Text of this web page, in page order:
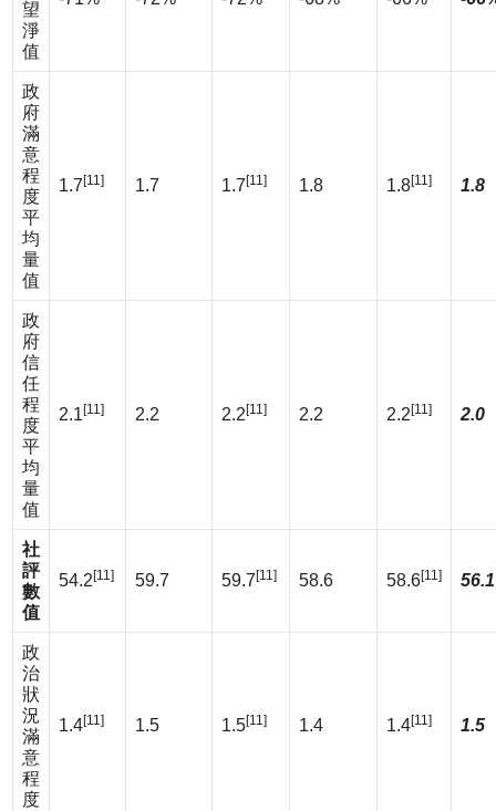
望
淨
值
政
府
滿
意
程
度
平
均
量
值
1.7 [11] 1.7 1.7 [11] 1.8 1.8[11] 1.8
政
府
信
任
程
度
平
均
量
值
2.1 [11] 2.2 2.2 [11] 2.2 2.2 [11] 2.0
社
評
數
值
54.2 [11] 59.7 59.7 [11] 58.6 58.6[11] 56.1
政
治
狀
況
滿
意
程
度
1.4[11] 1.5 1.5[11] 1.4 1.4[11] 1.5